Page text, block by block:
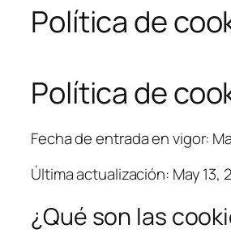
Política de
Política de
Fecha de entrada en vigor:
Última actualización: May 13,
¿Qué son las